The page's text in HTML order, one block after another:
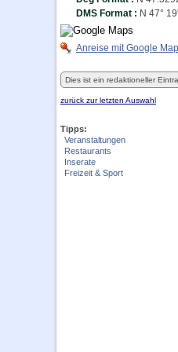
DMS Format : N 47°
Anreise mit Google
Dies ist ein redaktioneller
zurück zur letzten Auswahl
Tipps:
Veranstaltungen
Restaurants
Inserate
Freizeit & Sport